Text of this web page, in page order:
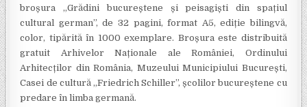
broșura „Grădini bucureștene și peisagiști din spațiul
cultural german”, de 32 pagini, format A5, ediție bilingvă,
color, tipărită în 1000 exemplare. Broșura este distribuită
gratuit Arhivelor Naționale ale României, Ordinului
Arhitecților din România, Muzeului Municipiului București,
Casei de cultură „Friedrich Schiller”, școlilor bucureștene cu
predare în limba germană.